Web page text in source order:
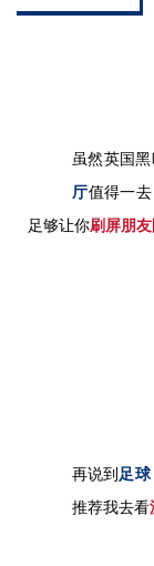
虽然英国
厅值得一
足够让你刷屏朋友
再说到 足球
推荐我去看